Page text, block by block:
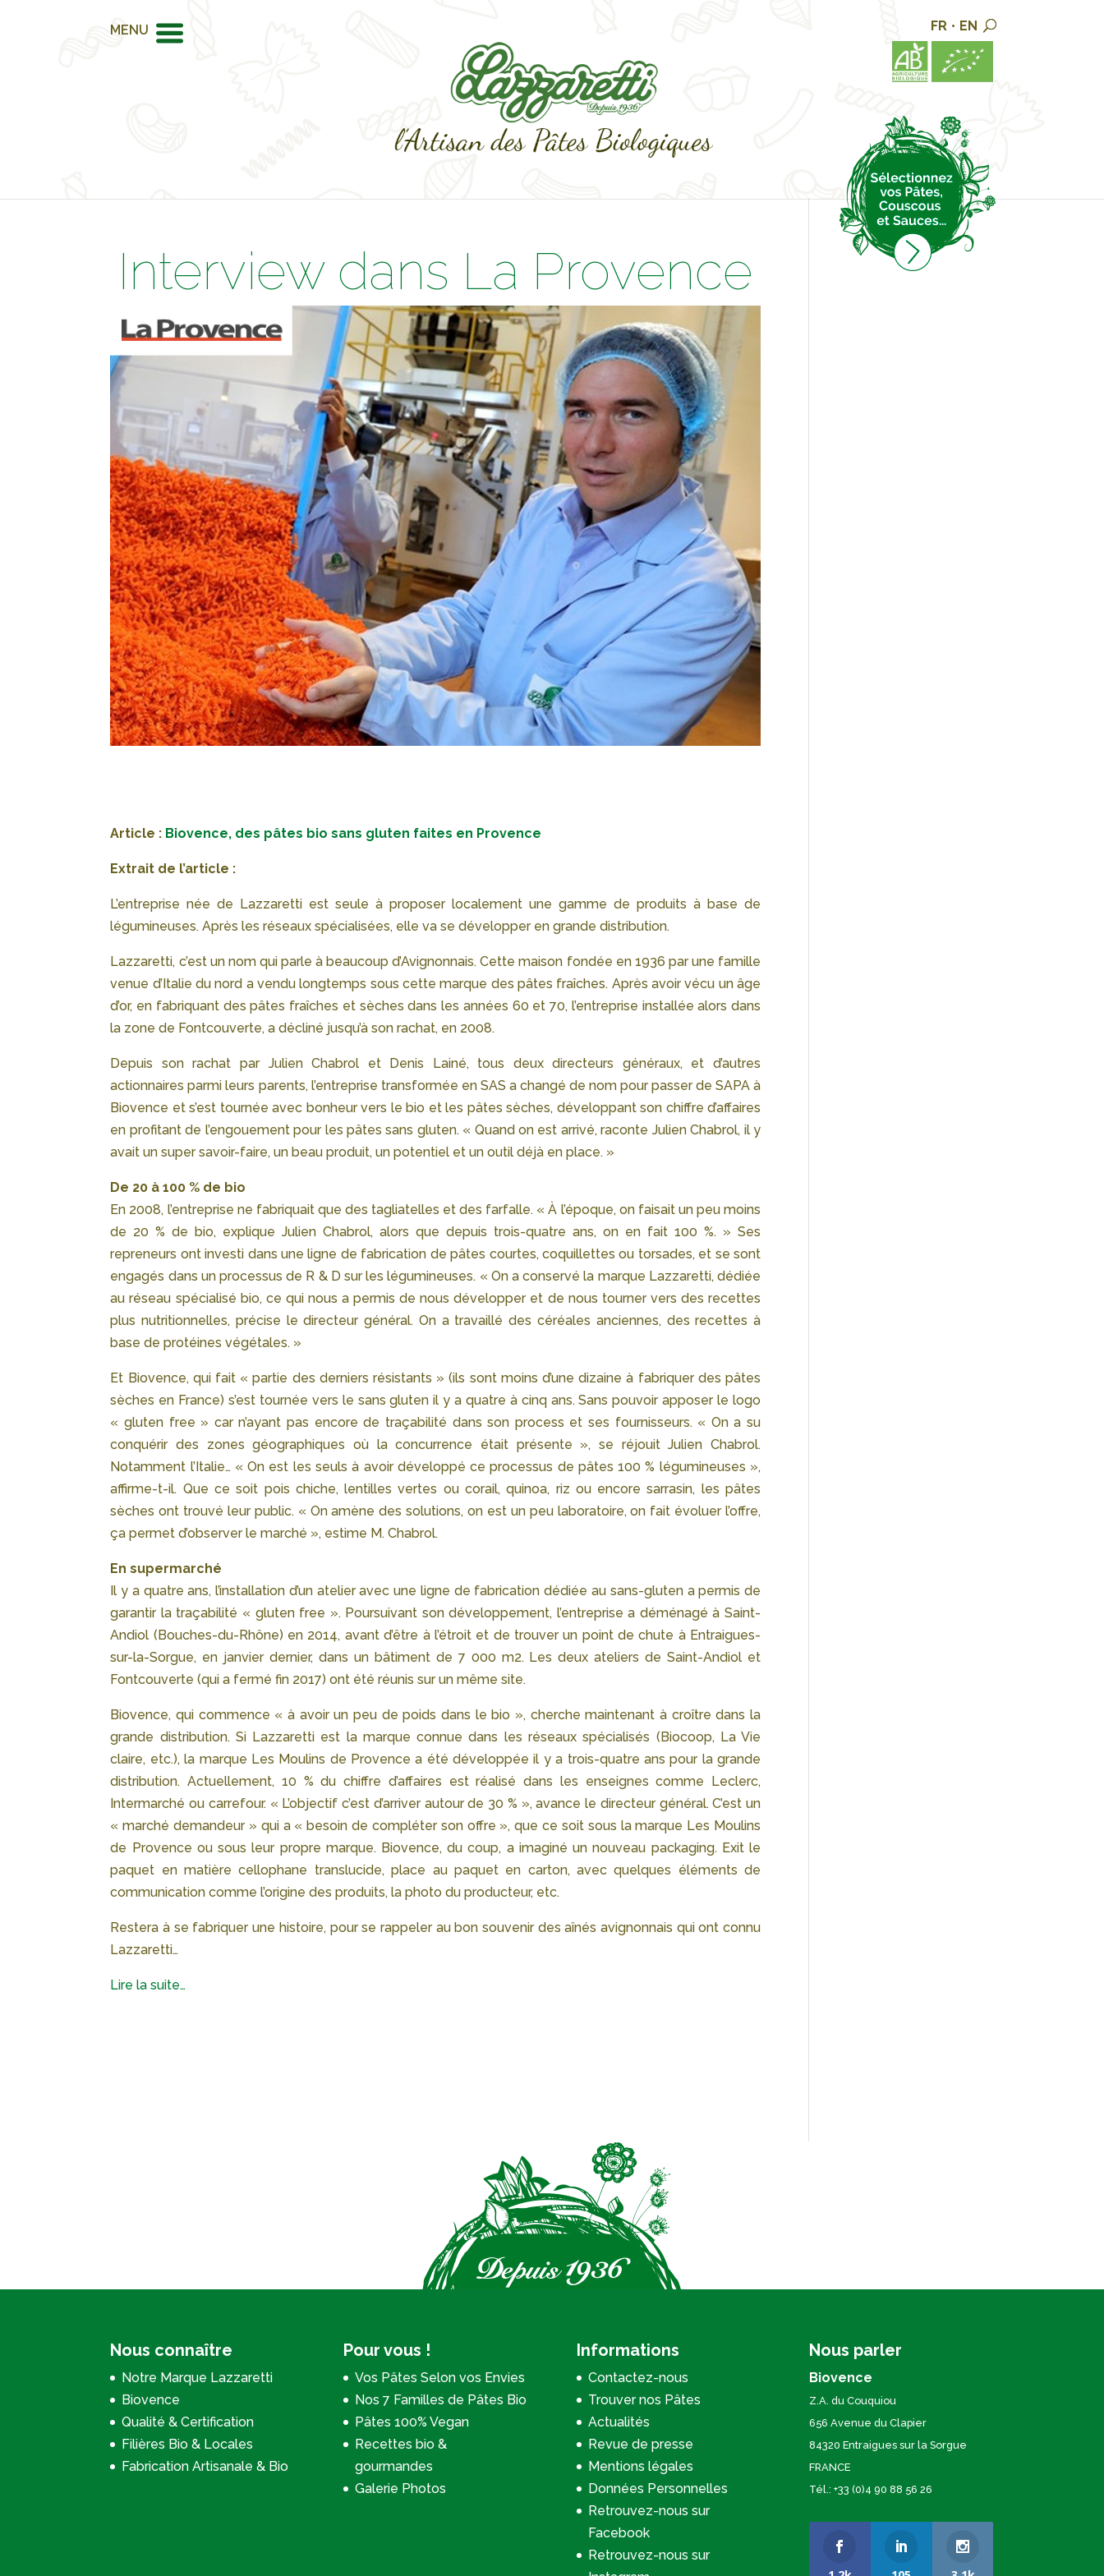
MENU FR • EN
Interview dans La Provence
Article : Biovence, des pâtes bio sans gluten faites en Provence
Extrait de l’article :
L’entreprise née de Lazzaretti est seule à proposer localement une gamme de produits à base de
légumineuses. Après les réseaux spécialisées, elle va se développer en grande distribution.
Lazzaretti, c’est un nom qui parle à beaucoup d’Avignonnais. Cette maison fondée en 1936 par une famille
venue d’Italie du nord a vendu longtemps sous cette marque des pâtes fraîches. Après avoir vécu un âge
d’or, en fabriquant des pâtes fraîches et sèches dans les années 60 et 70, l’entreprise installée alors dans
la zone de Fontcouverte, a décliné jusqu’à son rachat, en 2008.
Depuis son rachat par Julien Chabrol et Denis Lainé, tous deux directeurs généraux, et d’autres
actionnaires parmi leurs parents, l’entreprise transformée en SAS a changé de nom pour passer de SAPA à
Biovence et s’est tournée avec bonheur vers le bio et les pâtes sèches, développant son chiffre d’affaires
en profitant de l’engouement pour les pâtes sans gluten. « Quand on est arrivé, raconte Julien Chabrol, il y
avait un super savoir-faire, un beau produit, un potentiel et un outil déjà en place. »
De 20 à 100 % de bio
En 2008, l’entreprise ne fabriquait que des tagliatelles et des farfalle. « À l’époque, on faisait un peu moins
de 20 % de bio, explique Julien Chabrol, alors que depuis trois-quatre ans, on en fait 100 %. » Ses
repreneurs ont investi dans une ligne de fabrication de pâtes courtes, coquillettes ou torsades, et se sont
engagés dans un processus de R & D sur les légumineuses. « On a conservé la marque Lazzaretti, dédiée
au réseau spécialisé bio, ce qui nous a permis de nous développer et de nous tourner vers des recettes
plus nutritionnelles, précise le directeur général. On a travaillé des céréales anciennes, des recettes à
base de protéines végétales. »
Et Biovence, qui fait « partie des derniers résistants » (ils sont moins d’une dizaine à fabriquer des pâtes
sèches en France) s’est tournée vers le sans gluten il y a quatre à cinq ans. Sans pouvoir apposer le logo
« gluten free » car n’ayant pas encore de traçabilité dans son process et ses fournisseurs. « On a su
conquérir des zones géographiques où la concurrence était présente », se réjouit Julien Chabrol.
Notamment l’Italie… « On est les seuls à avoir développé ce processus de pâtes 100 % légumineuses »,
affirme-t-il. Que ce soit pois chiche, lentilles vertes ou corail, quinoa, riz ou encore sarrasin, les pâtes
sèches ont trouvé leur public. « On amène des solutions, on est un peu laboratoire, on fait évoluer l’offre,
ça permet d’observer le marché », estime M. Chabrol.
En supermarché
Il y a quatre ans, l’installation d’un atelier avec une ligne de fabrication dédiée au sans-gluten a permis de
garantir la traçabilité « gluten free ». Poursuivant son développement, l’entreprise a déménagé à Saint-
Andiol (Bouches-du-Rhône) en 2014, avant d’être à l’étroit et de trouver un point de chute à Entraigues-
sur-la-Sorgue, en janvier dernier, dans un bâtiment de 7 000 m2. Les deux ateliers de Saint-Andiol et
Fontcouverte (qui a fermé fin 2017) ont été réunis sur un même site.
Biovence, qui commence « à avoir un peu de poids dans le bio », cherche maintenant à croître dans la
grande distribution. Si Lazzaretti est la marque connue dans les réseaux spécialisés (Biocoop, La Vie
claire, etc.), la marque Les Moulins de Provence a été développée il y a trois-quatre ans pour la grande
distribution. Actuellement, 10 % du chiffre d’affaires est réalisé dans les enseignes comme Leclerc,
Intermarché ou carrefour. « L’objectif c’est d’arriver autour de 30 % », avance le directeur général. C’est un
« marché demandeur » qui a « besoin de compléter son offre », que ce soit sous la marque Les Moulins
de Provence ou sous leur propre marque. Biovence, du coup, a imaginé un nouveau packaging. Exit le
paquet en matière cellophane translucide, place au paquet en carton, avec quelques éléments de
communication comme l’origine des produits, la photo du producteur, etc.
Restera à se fabriquer une histoire, pour se rappeler au bon souvenir des aînés avignonnais qui ont connu
Lazzaretti…
Lire la suite…
Nous connaître
Notre Marque Lazzaretti
Biovence
Qualité & Certification
Filières Bio & Locales
Fabrication Artisanale & Bio
Pour vous !
Vos Pâtes Selon vos Envies
Nos 7 Familles de Pâtes Bio
Pâtes 100% Vegan
Recettes bio &
gourmandes
Galerie Photos
Informations
Contactez-nous
Trouver nos Pâtes
Actualités
Revue de presse
Mentions légales
Données Personnelles
Retrouvez-nous sur
Facebook
Retrouvez-nous sur
Nous parler
Biovence
Z.A. du Couquiou
656 Avenue du Clapier
84320 Entraigues sur la Sorgue
FRANCE
Tél.: +33 (0)4 90 88 56 26